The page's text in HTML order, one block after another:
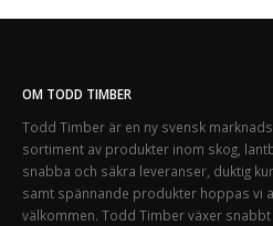
OM TODD TIMBER
Todd Timber är en ny svensk
sortiment av produkter inom skog,
snabba och säkra leveranser, duktig
samt spännande produkter hoppas vi
välkommen. Todd Timber växer